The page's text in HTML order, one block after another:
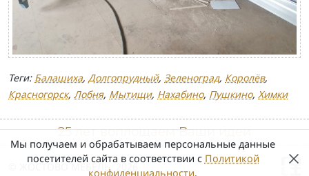
Теги: Балашиха, Долгопрудный, Зеленоград, Королёв,
Красногорск, Лобня, Мытищи, Нахабино, Пушкино, Химки
25 лет воплощаем Ваши идеи
© ЖОСТОВО МЕБЕЛЬ, 2026
Мы получаем и обрабатываем персональные данные
посетителей сайта в соответствии с Политикой
конфиденциальности.